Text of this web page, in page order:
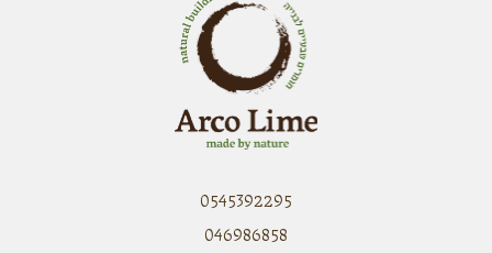
0545392295
046986858